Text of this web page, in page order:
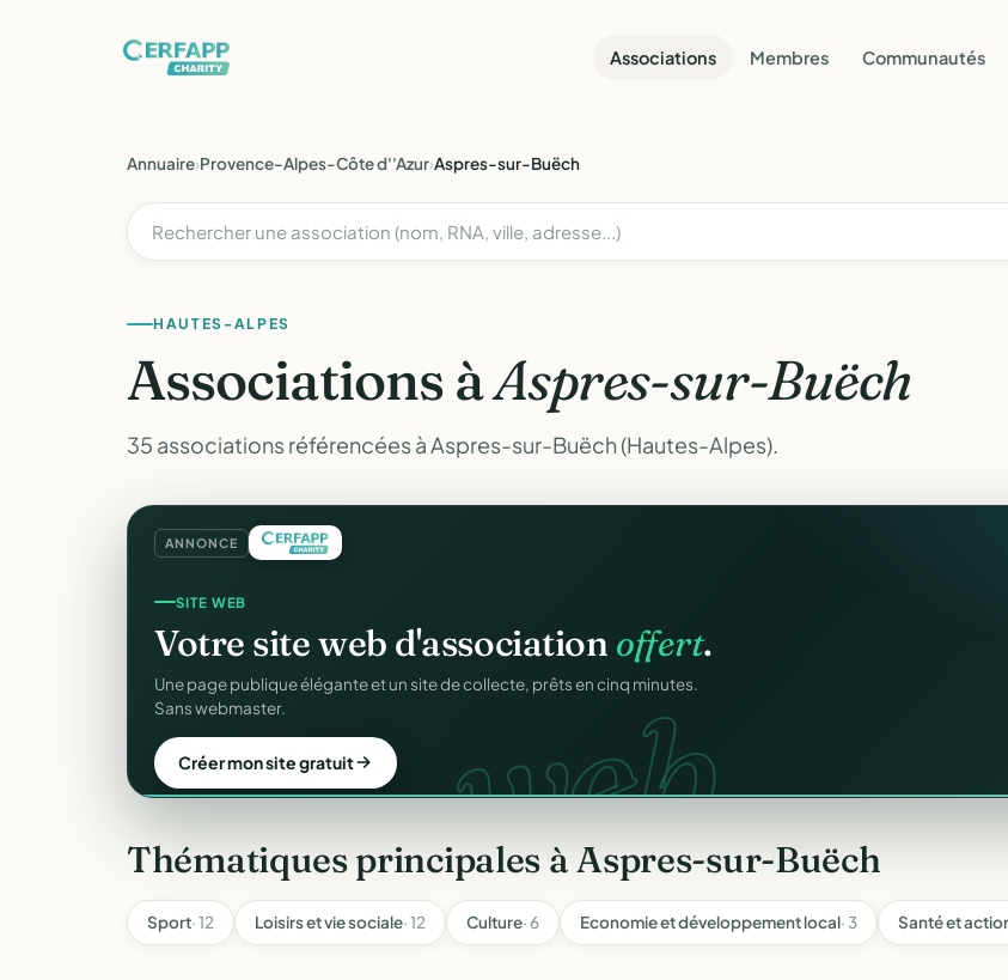
Associations Membres Communautés
Annuaire›Provence-Alpes-Côte d''Azur›Aspres-sur-Buëch
HAUTES-ALPES
Associations àAspres-sur-Buëch
35 associations référencées à Aspres-sur-Buëch (Hautes-Alpes).
ANNONCE
gratuit.
GESTION D'ASSOCIATION
Gérez votre associationgratuitement
Membres, dons, événements, reçus — tout votre pilotage au même endroit,
sans rien payer.
Créer mon compte gratuit
Thématiques principales à Aspres-sur-Buëch
Sport· 12 Loisirs et vie sociale· 12 Culture· 6 Economie et développement local· 3 Santé et